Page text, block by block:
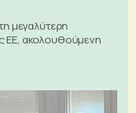
μεγαλύτερη
ΕΕ, ακολουθούμενη